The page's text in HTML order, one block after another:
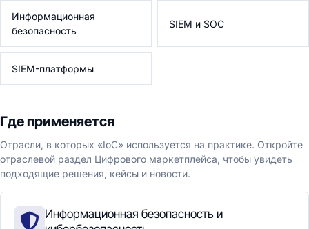
Информационная
безопасность
SIEM и SOC
SIEM-платформы
Где применяется
Отрасли, в которых «IoC» используется на практике. Откройте
отраслевой раздел Цифрового маркетплейса, чтобы увидеть
подходящие решения, кейсы и новости.
Информационная безопасность и